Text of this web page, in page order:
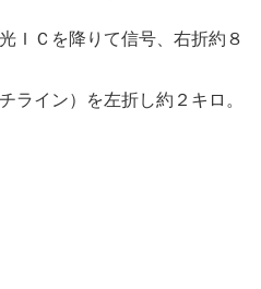
ＩＣを降りて信号、右折約８
ライン）を左折し約２キロ。